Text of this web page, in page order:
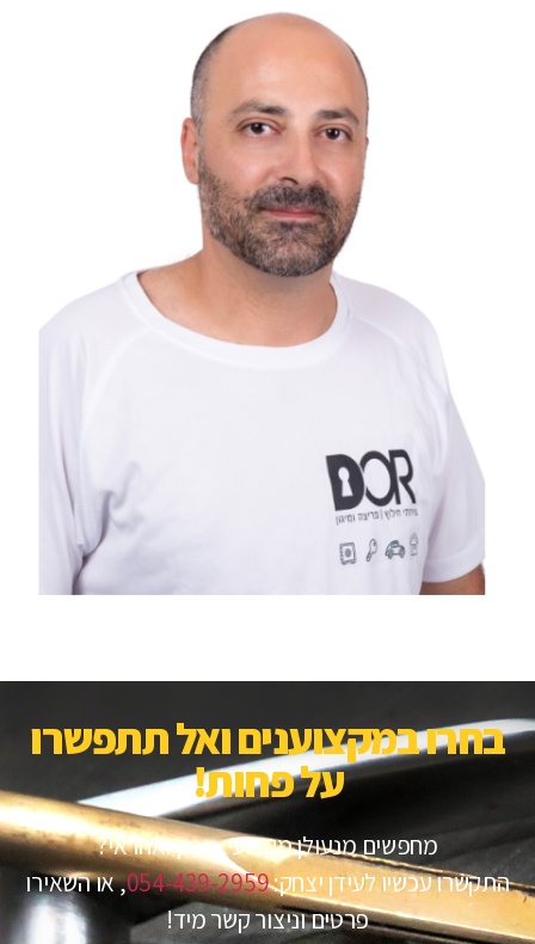
בחרו במקצוענים ואל תתפשרו
על פחות!​
מחפשים מנעולן מקצועי, אמין ואחראי?
התקשרו עכשיו לעידן יצחק:054-439-2959, או השאירו
פרטים וניצור קשר מיד!